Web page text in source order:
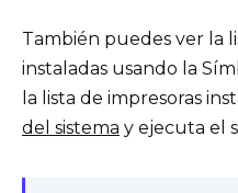
También puedes ver la
instaladas usando la
la lista de impresoras
del sistema y ejecuta el